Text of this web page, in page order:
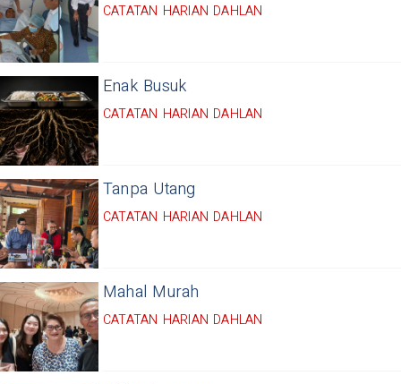
CATATAN HARIAN DAHLAN
Enak Busuk
CATATAN HARIAN DAHLAN
Tanpa Utang
CATATAN HARIAN DAHLAN
Mahal Murah
CATATAN HARIAN DAHLAN